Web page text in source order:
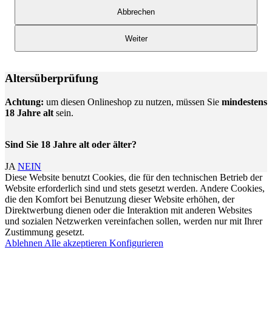
Abbrechen
Weiter
Altersüberprüfung
Achtung: um diesen Onlineshop zu nutzen, müssen Sie mindestens
18 Jahre alt sein.
Sind Sie 18 Jahre alt oder älter?
JA NEIN
Diese Website benutzt Cookies, die für den technischen Betrieb der
Website erforderlich sind und stets gesetzt werden. Andere Cookies,
die den Komfort bei Benutzung dieser Website erhöhen, der
Direktwerbung dienen oder die Interaktion mit anderen Websites
und sozialen Netzwerken vereinfachen sollen, werden nur mit Ihrer
Zustimmung gesetzt.
Ablehnen Alle akzeptieren Konfigurieren